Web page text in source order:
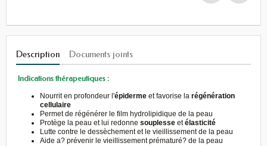
Description Documents joints
Indications thérapeutiques :
Nourrit en profondeur l'épiderme et favorise la régénération
cellulaire
Permet de régénérer le film hydrolipidique de la peau
Protège la peau et lui redonne souplesse etélasticité
Lutte contre le dessèchement et le vieillissement de la peau
Aide a? prévenir le vieillissement prématuré? de la peau